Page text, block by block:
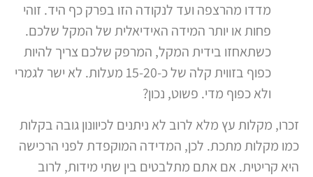
מדדו מהרצפה ועד לנקודה הזו בפרק כף היד. זוהי
פחות או יותר המידה האידיאלית של המקל שלכם.
כשתאחזו בידית המקל, המרפק שלכם צריך להיות
כפוף בזווית קלה של כ-15-20 מעלות. לא ישר לגמרי
ולא כפוף מדי. פשוט, נכון?
זכרו, מקלות עץ מלא לרוב לא ניתנים לכיוונון גובה בקלות
כמו מקלות מתכת. לכן, המדידה המוקפדת לפני הרכישה
היא קריטית. אם אתם מתלבטים בין שתי מידות, לרוב